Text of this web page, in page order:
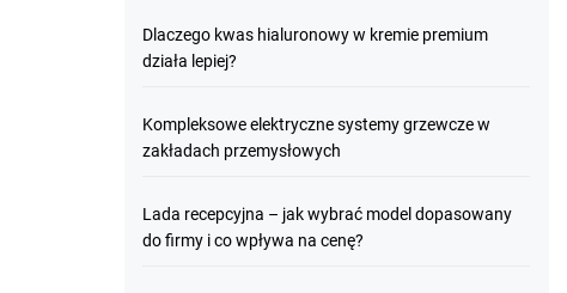
Dlaczego kwas hialuronowy w kremie premium
działa lepiej?
Kompleksowe elektryczne systemy grzewcze w
zakładach przemysłowych
Lada recepcyjna – jak wybrać model dopasowany
do firmy i co wpływa na cenę?